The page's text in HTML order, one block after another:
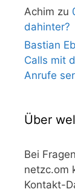
Achim zu
dahinter?
Bastian
Calls mit
Anrufe
Über
Bei
netzc.om
Kontakt-